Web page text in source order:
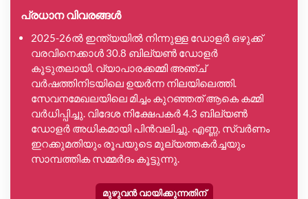
പ്രധാന വിവരങ്ങൾ
2025-26ൽ ഇന്ത്യയിൽ നിന്നുള്ള ഡോളർ ഒഴുക്ക്
വരവിനെക്കാൾ 30.8 ബില്യൺ ഡോളർ
കൂടുതലായി. വ്യാപാരക്കമ്മി അഞ്ച്
വർഷത്തിനിടയിലെ ഉയർന്ന നിലയിലെത്തി.
സേവനമേഖലയിലെ മിച്ചം കുറഞ്ഞത് ആകെ കമ്മി
വർധിപ്പിച്ചു. വിദേശ നിക്ഷേപകർ 4.3 ബില്യൺ
ഡോളർ അധികമായി പിൻവലിച്ചു. എണ്ണ, സ്വർണം
ഇറക്കുമതിയും രൂപയുടെ മൂല്യത്തകർച്ചയും
സാമ്പത്തിക സമ്മർദം കൂട്ടുന്നു.
മുഴുവൻ വായിക്കുന്നതിന്